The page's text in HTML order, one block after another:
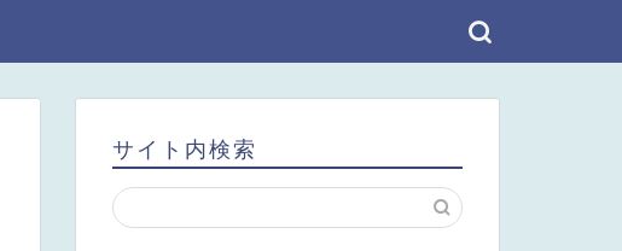
サイト内検索